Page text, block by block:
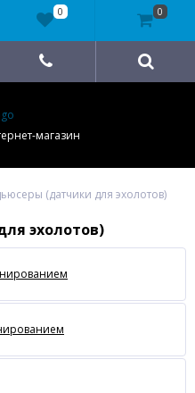
магазин
(датчики для эхолотов)
эхолотов)
0 0